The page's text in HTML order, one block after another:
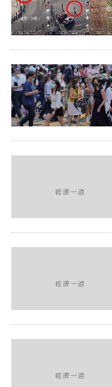
理
商
業
科
技
生
欄